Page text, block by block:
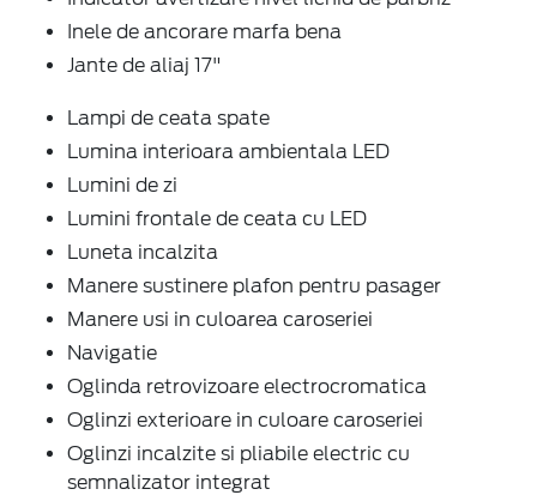
Inele de ancorare marfa bena
Jante de aliaj 17"
Lampi de ceata spate
Lumina interioara ambientala LED
Lumini de zi
Lumini frontale de ceata cu LED
Luneta incalzita
Manere sustinere plafon pentru pasager
Manere usi in culoarea caroseriei
Navigatie
Oglinda retrovizoare electrocromatica
Oglinzi exterioare in culoare caroseriei
Oglinzi incalzite si pliabile electric cu
semnalizator integrat